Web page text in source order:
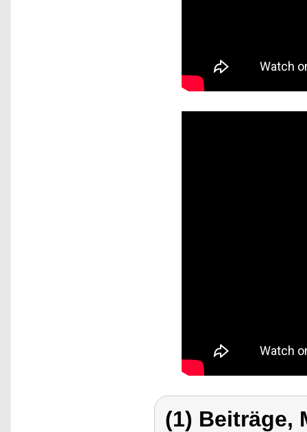
(1) Beiträge,